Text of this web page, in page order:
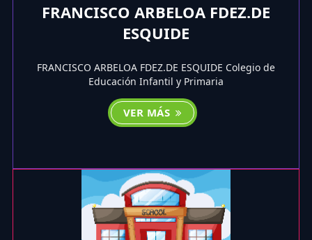
FRANCISCO ARBELOA FDEZ.DE
ESQUIDE
FRANCISCO ARBELOA FDEZ.DE ESQUIDE Colegio de
Educación Infantil y Primaria
VER MÁS